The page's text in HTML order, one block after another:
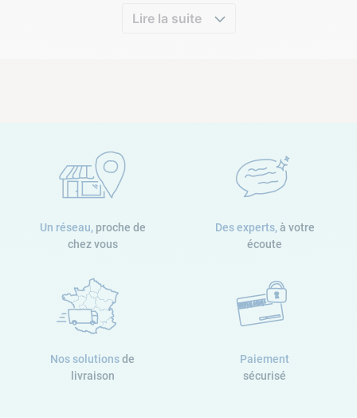
Lire la suite
Un réseau, proche de
chez vous
Des experts, à votre
écoute
Nos solutionsde
livraison
Paiement
sécurisé